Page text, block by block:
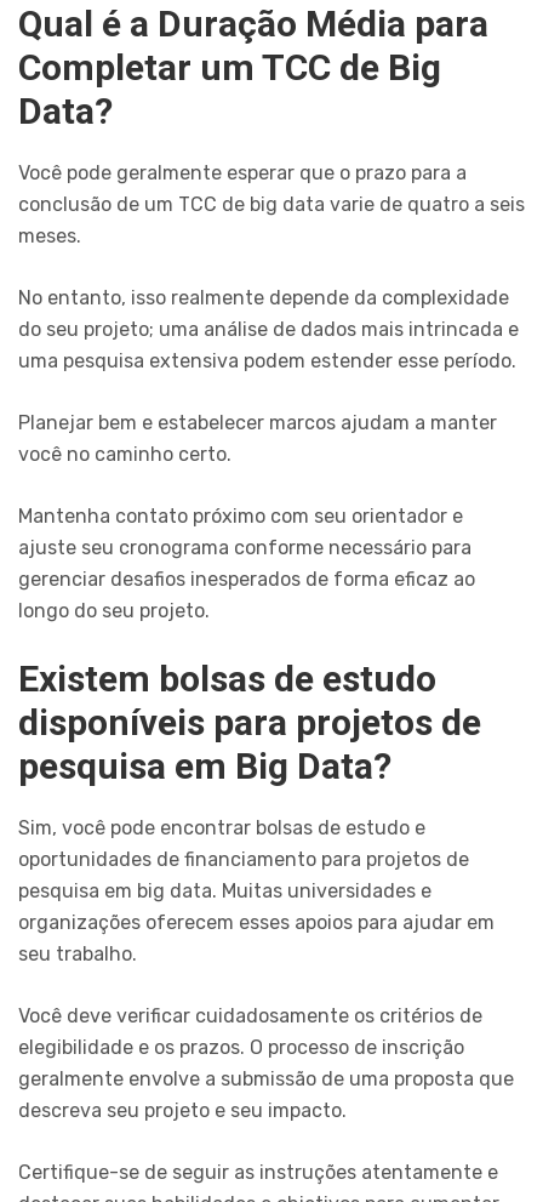
Qual é a Duração Média para
Completar um TCC de Big
Data?
Você pode geralmente esperar que o prazo para a
conclusão de um TCC de big data varie de quatro a seis
meses.
No entanto, isso realmente depende da complexidade
do seu projeto; uma análise de dados mais intrincada e
uma pesquisa extensiva podem estender esse período.
Planejar bem e estabelecer marcos ajudam a manter
você no caminho certo.
Mantenha contato próximo com seu orientador e
ajuste seu cronograma conforme necessário para
gerenciar desafios inesperados de forma eficaz ao
longo do seu projeto.
Existem bolsas de estudo
disponíveis para projetos de
pesquisa em Big Data?
Sim, você pode encontrar bolsas de estudo e
oportunidades de financiamento para projetos de
pesquisa em big data. Muitas universidades e
organizações oferecem esses apoios para ajudar em
seu trabalho.
Você deve verificar cuidadosamente os critérios de
elegibilidade e os prazos. O processo de inscrição
geralmente envolve a submissão de uma proposta que
descreva seu projeto e seu impacto.
Certifique-se de seguir as instruções atentamente e